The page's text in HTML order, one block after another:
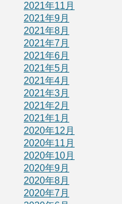
2021年11月
2021年9月
2021年8月
2021年7月
2021年6月
2021年5月
2021年4月
2021年3月
2021年2月
2021年1月
2020年12月
2020年11月
2020年10月
2020年9月
2020年8月
2020年7月